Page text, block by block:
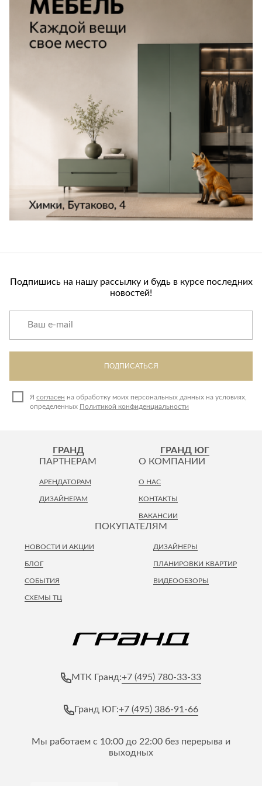
Подпишись на нашу рассылку и будь в курсе последних
новостей!
ПОДПИСАТЬСЯ
Я согласен на обработку моих персональных данных на условиях,
определенных Политикой конфиденциальности
ГРАНД ГРАНД ЮГ
ПОКУПАТЕЛЯМ
НОВОСТИ И АКЦИИ
ПЛАНИРОВКИ КВАРТИР
ВИДЕООБЗОРЫ
БЛОГ
СОБЫТИЯ
СХЕМЫ ТЦ
ДИЗАЙНЕРЫ
ПАРТНЕРАМ
АРЕНДАТОРАМ
ДИЗАЙНЕРАМ
О КОМПАНИИ
О НАС
КОНТАКТЫ
ВАКАНСИИ
МТК Гранд:+7 (495) 780-33-33
Гранд ЮГ:+7 (495) 386-91-66
Мы работаем с 10:00 до 22:00 без перерыва и
выходных